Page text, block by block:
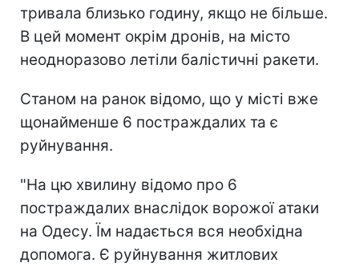
тривала близько годину, якщо не більше.
В цей момент окрім дронів, на місто
неодноразово летіли балістичні ракети.
Станом на ранок відомо, що у місті вже
щонайменше 6 постраждалих та є
руйнування.
"На цю хвилину відомо про 6
постраждалих внаслідок ворожої атаки
на Одесу. Їм надається вся необхідна
допомога. Є руйнування житлових